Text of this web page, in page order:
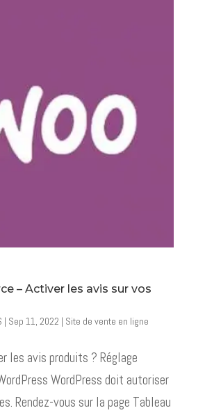
– Activer les avis sur vos
| Sep 11, 2022 | Site de vente en ligne
les avis produits ? Réglage
WordPress doit autoriser
Rendez-vous sur la page Tableau